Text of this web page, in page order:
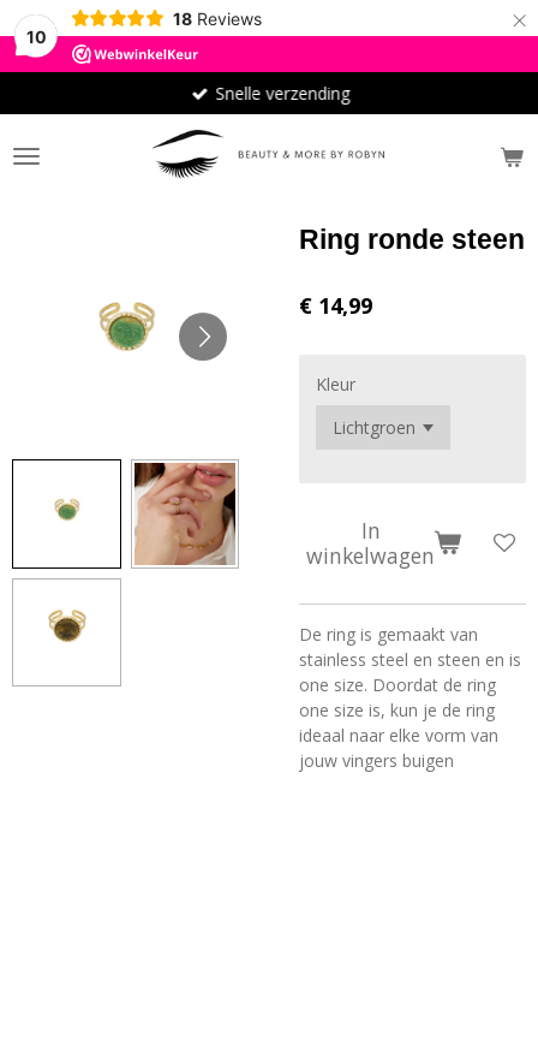
10
18 Reviews ×
Snelle verzending
Ring ronde steen
€ 14,99
Kleur
In
winkelwagen
De ring is gemaakt van
stainless steel en steen en is
one size. Doordat de ring
one size is, kun je de ring
ideaal naar elke vorm van
jouw vingers buigen